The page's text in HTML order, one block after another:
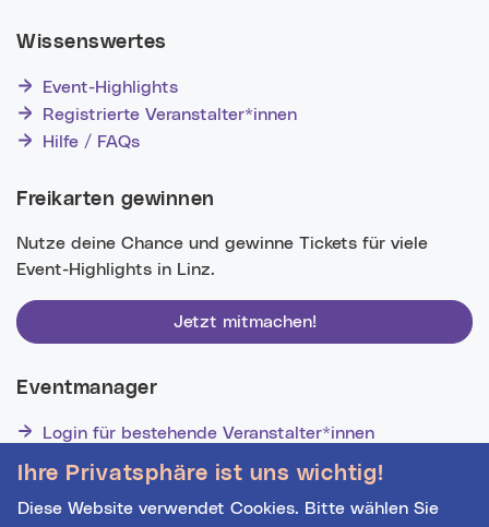
Ihre Privatsphäre ist uns wichtig!
Diese Website verwendet Cookies. Bitte wählen Sie
Wissenswertes
Event-Highlights
Registrierte Veranstalter*innen
Hilfe / FAQs
Freikarten gewinnen
Nutze deine Chance und gewinne Tickets für viele
Event-Highlights in Linz.
Jetzt mitmachen!
Eventmanager
Login für bestehende Veranstalter*innen
Veranstalter*innen!